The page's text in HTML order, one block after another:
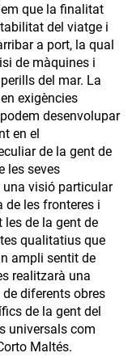
que la finalitat
del viatge i
a port, la qual
de màquines i
del mar. La
exigències
desenvolupar
en el
de la gent de
les seves
una visió particular
de les fronteres i
de la gent de
qualitatius que
ampli sentit de
realitzarà una
diferents obres
de la gent del
universals com
Maltés.